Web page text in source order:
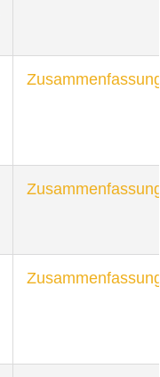
Zusammenfassung
Zusammenfassung
Zusammenfassung